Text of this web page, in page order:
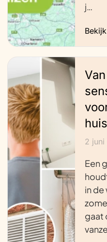
j…
huis
2
Een
in de
gaat